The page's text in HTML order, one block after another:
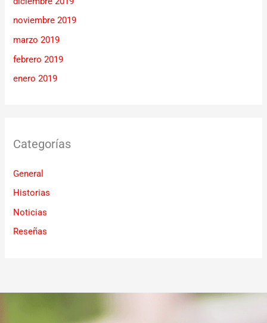
noviembre 2019
marzo 2019
febrero 2019
enero 2019
Categorías
General
Historias
Noticias
Reseñas